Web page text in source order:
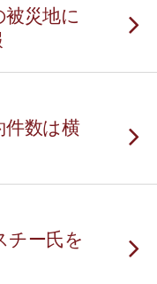
災地に
件数は横
チー氏を